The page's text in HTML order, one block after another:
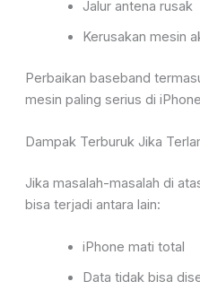
Jalur antena rusak
Kerusakan mesin
Perbaikan baseband
mesin paling serius di
Dampak Terburuk Jika
Jika masalah-masalah di
bisa terjadi antara lain:
iPhone mati total
Data tidak bisa